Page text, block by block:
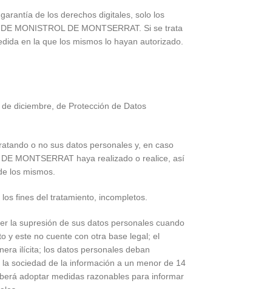
de los derechos digitales, solo los
MONISTROL DE MONTSERRAT. Si se trata
en la que los mismos lo hayan autorizado.
diciembre, de Protección de Datos
o no sus datos personales y, en caso
MONTSERRAT haya realizado o realice, así
los mismos.
fines del tratamiento, incompletos.
la supresión de sus datos personales cuando
y este no cuente con otra base legal; el
ilícita; los datos personales deban
sociedad de la información a un menor de 14
adoptar medidas razonables para informar